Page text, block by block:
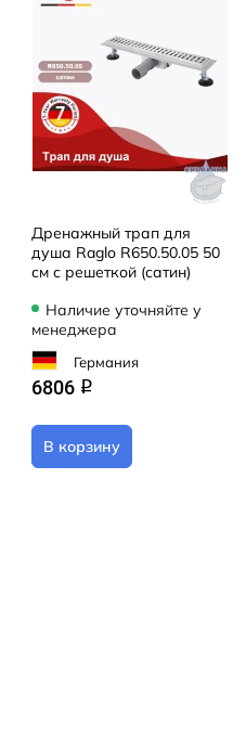
Дренажный трап для
душа Raglo R650.50.05 50
см с решеткой (сатин)
Наличие уточняйте у
менеджера
Германия
6806 q
В корзину